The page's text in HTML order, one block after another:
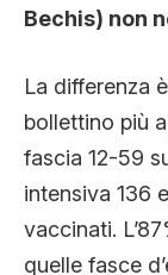
Bechis) non
La differenza
bollettino più
fascia 12-59
intensiva 136
vaccinati.
quelle fasce